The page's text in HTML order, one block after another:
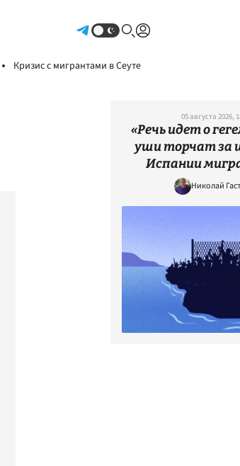
Кризис с мигрантами в Сеуте
05 августа 2026,
«Речь идет о
уши торчат за
Испании
Николай